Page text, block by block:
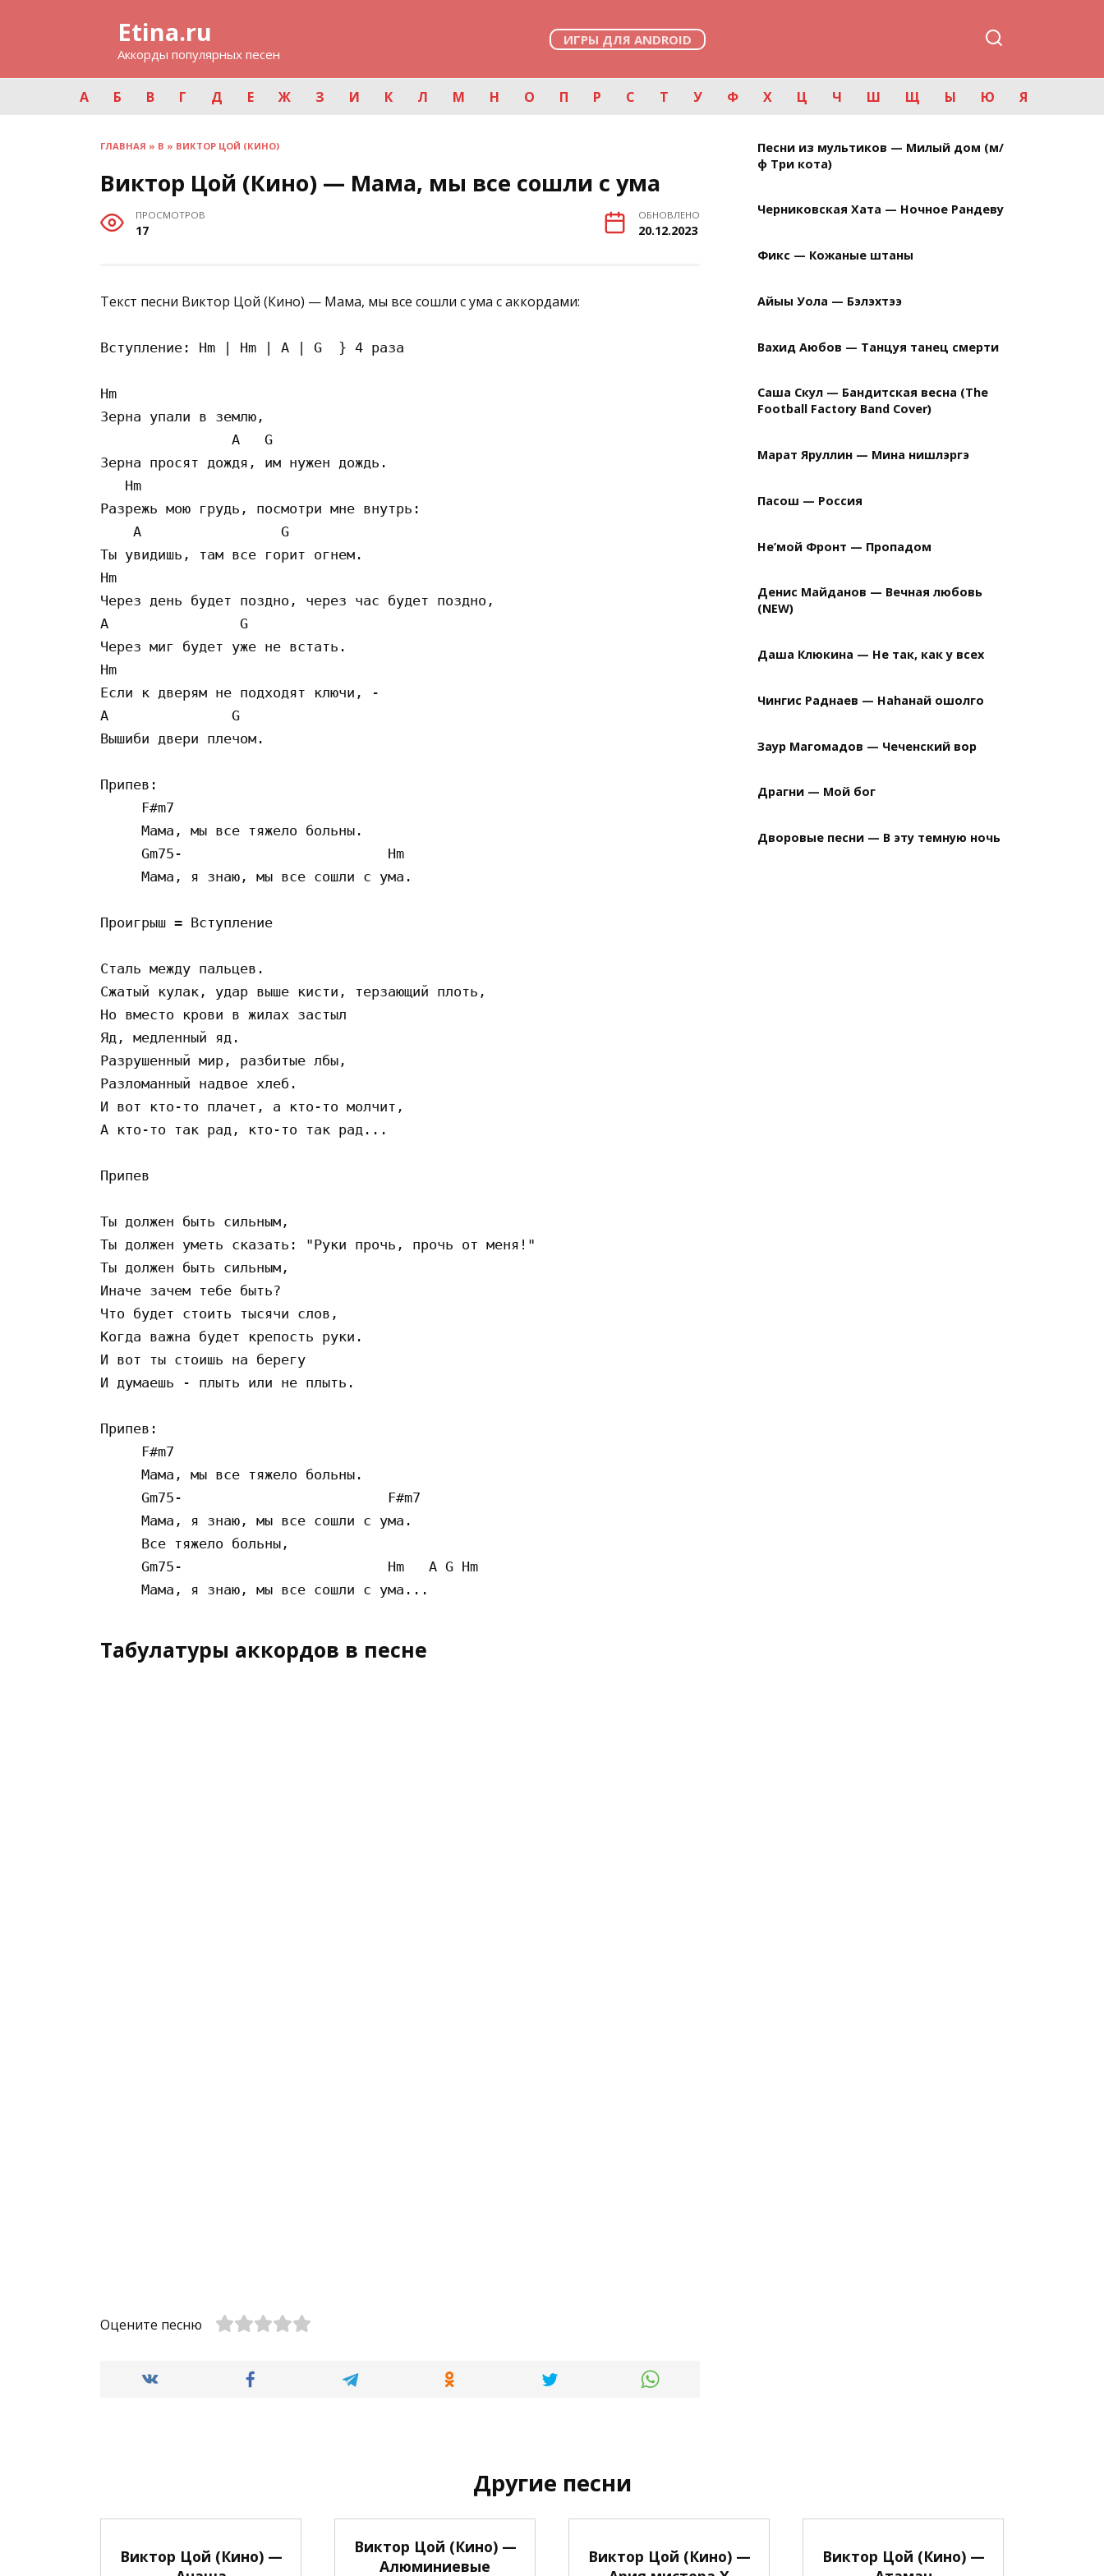
Etina.ru
Аккорды популярных песен
ИГРЫ ДЛЯ ANDROID
А Б В Г Д Е Ж З И К Л М Н О П Р С Т У Ф Х Ц Ч Ш Щ Ы Ю Я
ГЛАВНАЯ » В » ВИКТОР ЦОЙ (КИНО)
Виктор Цой (Кино) — Мама, мы все сошли с ума
ПРОСМОТРОВ
17
ОБНОВЛЕНО
20.12.2023
Текст песни Виктор Цой (Кино) — Мама, мы все сошли с ума с аккордами:
Вступление: Hm | Hm | A | G  } 4 раза
Hm
Зерна упали в землю,
                A   G
Зерна просят дождя, им нужен дождь.
   Hm
Разрежь мою грудь, посмотри мне внутрь:
    A                 G
Ты увидишь, там все горит огнем.
Hm
Через день будет поздно, через час будет поздно,
A                G
Через миг будет уже не встать.
Hm
Если к дверям не подходят ключи, -
A               G
Вышиби двери плечом.
Припев:
     F#m7
     Мама, мы все тяжело больны.
     Gm75-                         Hm
     Мама, я знаю, мы все сошли с ума.
Проигрыш = Вступление
Сталь между пальцев.
Сжатый кулак, удар выше кисти, терзающий плоть,
Но вместо крови в жилах застыл
Яд, медленный яд.
Разрушенный мир, разбитые лбы,
Разломанный надвое хлеб.
И вот кто-то плачет, а кто-то молчит,
А кто-то так рад, кто-то так рад...
Припев
Ты должен быть сильным,
Ты должен уметь сказать: "Руки прочь, прочь от меня!"
Ты должен быть сильным,
Иначе зачем тебе быть?
Что будет стоить тысячи слов,
Когда важна будет крепость руки.
И вот ты стоишь на берегу
И думаешь - плыть или не плыть.
Припев:
     F#m7
     Мама, мы все тяжело больны.
     Gm75-                         F#m7
     Мама, я знаю, мы все сошли с ума.
     Все тяжело больны,
     Gm75-                         Hm   A G Hm
Табулатуры аккордов в песне
Оцените песню
Песни из мультиков — Милый дом (м/
ф Три кота)
Черниковская Хата — Ночное Рандеву
Фикс — Кожаные штаны
Айыы Уола — Бэлэхтээ
Вахид Аюбов — Танцуя танец смерти
Саша Скул — Бандитская весна (The
Football Factory Band Cover)
Марат Яруллин — Мина нишлэргэ
Пасош — Россия
Не’мой Фронт — Пропадом
Денис Майданов — Вечная любовь
(NEW)
Даша Клюкина — Не так, как у всех
Чингис Раднаев — Наhанай ошолго
Заур Магомадов — Чеченский вор
Драгни — Мой бог
Дворовые песни — В эту темную ночь
Другие песни
Виктор Цой (Кино) —
Виктор Цой (Кино) —
Алюминиевые
Виктор Цой (Кино) —
Виктор Цой (Кино) —